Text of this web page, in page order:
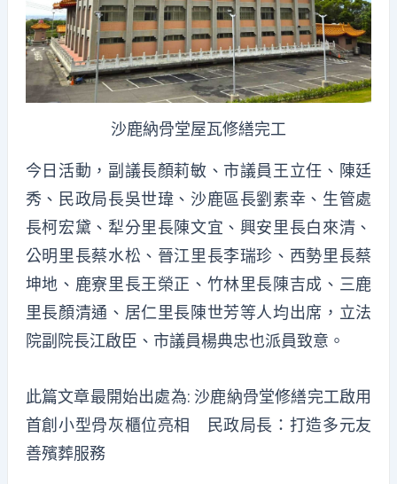
沙鹿納骨堂屋瓦修繕完工
今日活動，副議長顏莉敏、市議員王立任、陳廷
秀、民政局長吳世瑋、沙鹿區長劉素幸、生管處
長柯宏黛、犁分里長陳文宜、興安里長白來清、
公明里長蔡水松、晉江里長李瑞珍、西勢里長蔡
坤地、鹿寮里長王榮正、竹林里長陳吉成、三鹿
里長顏清通、居仁里長陳世芳等人均出席，立法
院副院長江啟臣、市議員楊典忠也派員致意。
此篇文章最開始出處為: 沙鹿納骨堂修繕完工啟用
首創小型骨灰櫃位亮相 民政局長：打造多元友
善殯葬服務